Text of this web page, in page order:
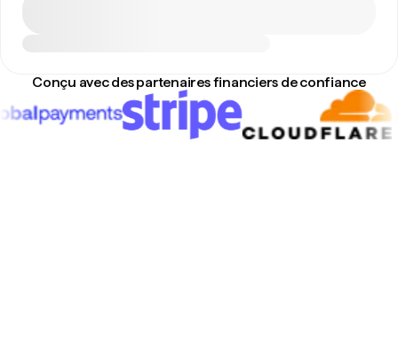
Conçu avec des partenaires financiers de confiance